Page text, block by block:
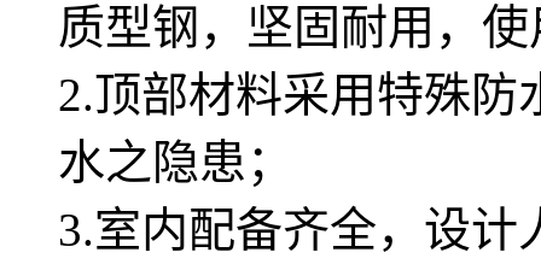
质型钢，坚固耐用，
2.顶部材料采用特殊
水之隐患；
3.室内配备齐全，设计